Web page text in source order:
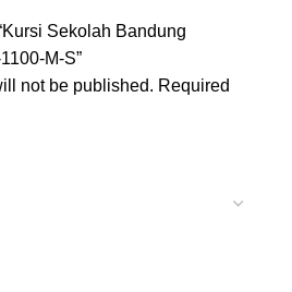
Sekolah Bandung
M-S”
not be published. Required